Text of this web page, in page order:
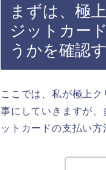
まずは、極
ジットカー
うかを確認
ここでは、私が極上
事にしていきますが
ットカードの支払い